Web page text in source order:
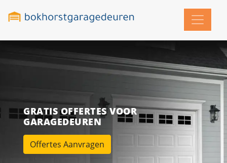
GRATIS OFFERTES VOOR
GARAGEDEUREN
Offertes Aanvragen